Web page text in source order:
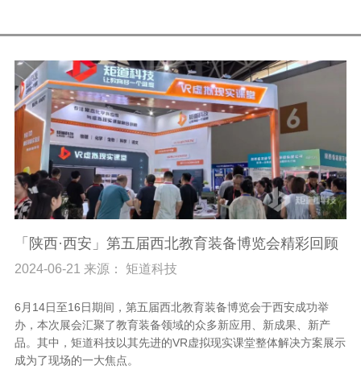
「陕西·西安」第五届西北教育装备博览会精彩回顾
2024-06-21 来源： 矩道科技
6月14日至16日期间，第五届西北教育装备博览会于西安成功举
办，本次展会汇聚了教育装备领域的众多新应用、新成果、新产
品。其中，矩道科技以其先进的VR虚拟现实课堂整体解决方案展示
成为了现场的一大焦点。